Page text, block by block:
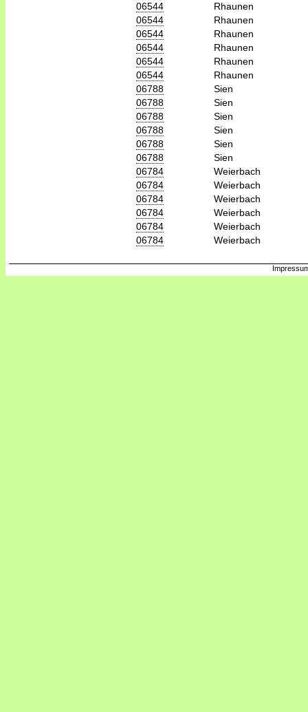
06544
Rhaunen
06544
Rhaunen
06544
Rhaunen
06544
Rhaunen
06544
Rhaunen
06544
Rhaunen
06788
Sien
06788
Sien
06788
Sien
06788
Sien
06788
Sien
06788
Sien
06784
Weierbach
06784
Weierbach
06784
Weierbach
06784
Weierbach
06784
Weierbach
06784
Weierbach